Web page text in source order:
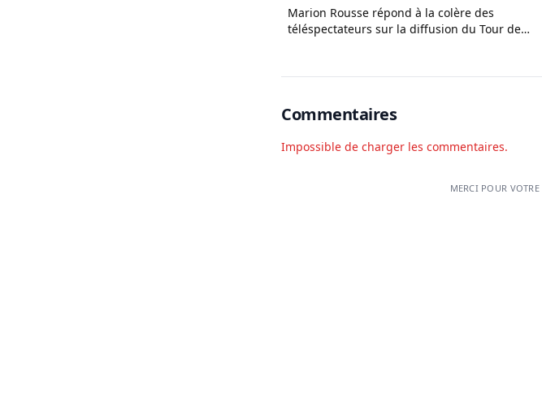
Marion Rousse répond à la colère des
téléspectateurs sur la diffusion du Tour de
Commentaires
Impossible de charger les commentaires.
MERCI POUR